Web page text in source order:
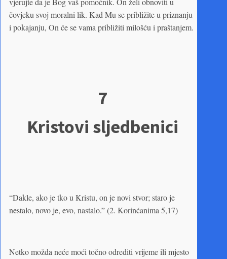
čovjeku svoj moralni lik. Kad Mu se približite u priznanju
i pokajanju, On će se vama približiti milošću i praštanjem.
7
Kristovi sljedbenici
“Dakle, ako je tko u Kristu, on je novi stvor; staro je
nestalo, novo je, evo, nastalo.” (2. Korinćanima 5,17)
Netko možda neće moći točno odrediti vrijeme ili mjesto